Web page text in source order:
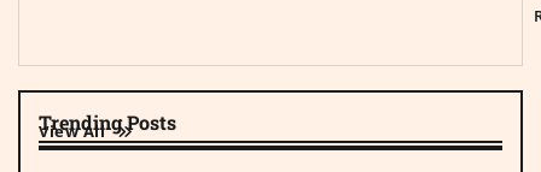
Trending Posts
View All